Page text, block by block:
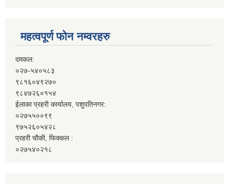
महत्वपूर्ण फोन नम्वरहरु
दमकल:
०२७-५४०५८३
९८१६०४९२७०
९८४७२६०१५४
ईलाका प्रहरी कार्यालय, पशुपतिनगर:
०२७५५००९९
९७५२६०५४२८
प्रहरी चौकी, फिक्कल :
०२७५४०२१८